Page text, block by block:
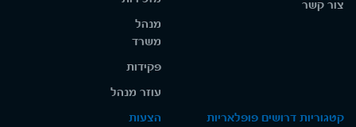
צור קשר
מנהל
משרד
פקידות
עוזר מנהל
קטגוריות דרושים פופלאריות
הצעות